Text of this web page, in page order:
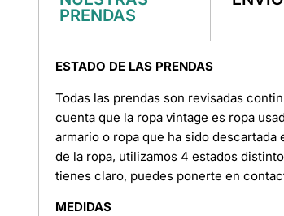
PRENDAS
ESTADO DE LAS PRENDAS
Todas las prendas son revisadas
cuenta que la ropa vintage es ropa
armario o ropa que ha sido
de la ropa, utilizamos 4 estados
tienes claro, puedes ponerte en
MEDIDAS